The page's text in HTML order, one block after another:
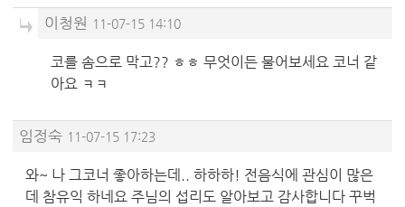
이청원 11-07-15 14:10
코를 솜으로 막고?? ㅎㅎ 무엇이든 물어보세요 코너 같
아요 ㅋㅋ
임정숙 11-07-15 17:23
와~ 나 그코너 좋아하는데.. 하하하! 전음식에 관심이 많은
데 참유익 하네요 주님의 섭리도 알아보고 감사합니다 꾸벅